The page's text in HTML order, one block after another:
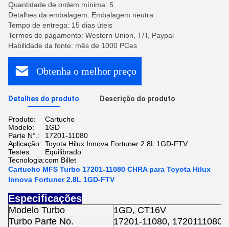
Quantidade de ordem mínima: 5
Detalhes da embalagem: Embalagem neutra
Tempo de entrega: 15 dias úteis
Termos de pagamento: Western Union, T/T, Paypal
Habilidade da fonte: mês de 1000 PCes
Obtenha o melhor preço
Detalhes do produto Descrição do produto
Produto:
Cartucho
Modelo:
1GD
Parte N°.:
17201-11080
Aplicação: Toyota Hilux Innova Fortuner 2.8L 1GD-FTV
Testes:
Equilibrado
Tecnologia:com Billet
Cartucho MFS Turbo 17201-11080 CHRA para Toyota Hilux
Innova Fortuner 2.8L 1GD-FTV
Especificações
Modelo Turbo
1GD, CT16V
Turbo Parte No.
17201-11080, 1720111080